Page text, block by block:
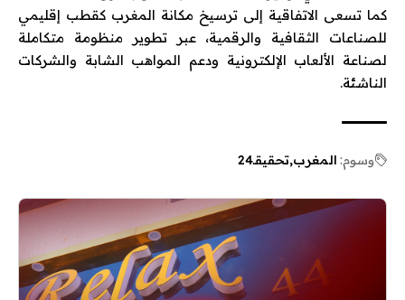
كما تسعى الاتفاقية إلى ترسيخ مكانة المغرب كقطب إقليمي
للصناعات الثقافية والرقمية، عبر تطوير منظومة متكاملة
لصناعة الألعاب الإلكترونية ودعم المواهب الشابة والشركات
الناشئة.
وسوم: المغرب تحقيقـ24